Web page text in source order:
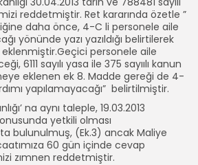
reddetmiştir. Ret kararında özetle ”
daha önce, 4-C li personele aile
yönünde yazı yazıldığı belirtilerek
eklenmiştir.Geçici personele aile
6111 sayılı yasa ile 375 sayıılı kanun
eklenen ek 8. Madde gereği de 4-
yapılamayacağı” belirtilmiştir.
na aynı taleple, 19.03.2013
yetkili olması
bulunulmuş, (Ek.3) ancak Maliye
60 gün içinde cevap
zımnen reddetmiştir.